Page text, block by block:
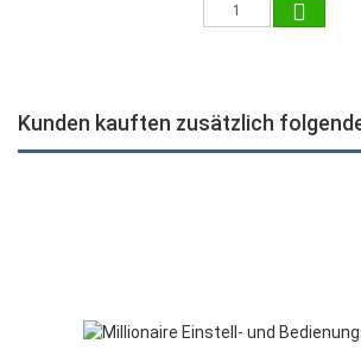
Kunden kauften zusätzlich